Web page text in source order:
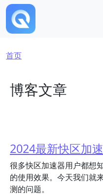
跳转到主要内容
面包屑
首页
博客文章
2024最新快区加
很多快区加速器用户都想
的使用效果。今天我们就
测的问题。